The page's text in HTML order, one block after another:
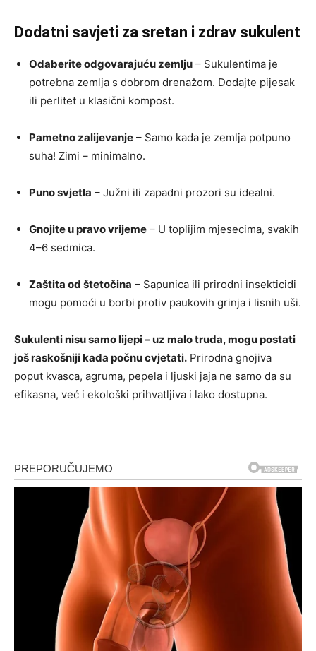
Dodatni savjeti za sretan i zdrav sukulent
Odaberite odgovarajuću zemlju – Sukulentima je
potrebna zemlja s dobrom drenažom. Dodajte pijesak
ili perlitet u klasični kompost.
Pametno zalijevanje – Samo kada je zemlja potpuno
suha! Zimi – minimalno.
Puno svjetla – Južni ili zapadni prozori su idealni.
Gnojite u pravo vrijeme – U toplijim mjesecima, svakih
4–6 sedmica.
Zaštita od štetočina – Sapunica ili prirodni insekticidi
mogu pomoći u borbi protiv paukovih grinja i lisnih uši.
Sukulenti nisu samo lijepi – uz malo truda, mogu postati
još raskošniji kada počnu cvjetati. Prirodna gnojiva
poput kvasca, agruma, pepela i ljuski jaja ne samo da su
efikasna, već i ekološki prihvatljiva i lako dostupna.